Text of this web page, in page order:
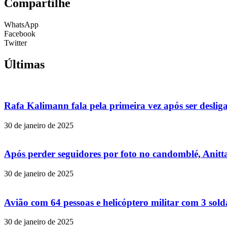
Compartilhe
WhatsApp
Facebook
Twitter
Últimas
Rafa Kalimann fala pela primeira vez após ser
30 de janeiro de 2025
Após perder seguidores por foto no candomblé,
30 de janeiro de 2025
Avião com 64 pessoas e helicóptero militar com 3
30 de janeiro de 2025